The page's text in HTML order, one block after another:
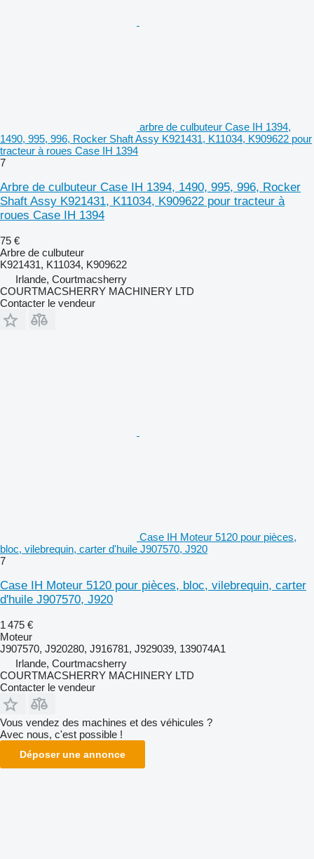
arbre de culbuteur Case IH 1394,
1490, 995, 996, Rocker Shaft Assy K921431, K11034, K909622 pour
tracteur à roues Case IH 1394
7
Arbre de culbuteur Case IH 1394, 1490, 995, 996, Rocker
Shaft Assy K921431, K11034, K909622 pour tracteur à
roues Case IH 1394
75 €
Arbre de culbuteur
K921431, K11034, K909622
Irlande, Courtmacsherry
COURTMACSHERRY MACHINERY LTD
Contacter le vendeur
Case IH Moteur 5120 pour pièces,
bloc, vilebrequin, carter d'huile J907570, J920
7
Case IH Moteur 5120 pour pièces, bloc, vilebrequin, carter
d'huile J907570, J920
1 475 €
Moteur
J907570, J920280, J916781, J929039, 139074A1
Irlande, Courtmacsherry
COURTMACSHERRY MACHINERY LTD
Contacter le vendeur
Vous vendez des machines et des véhicules ?
Avec nous, c'est possible !
Déposer une annonce